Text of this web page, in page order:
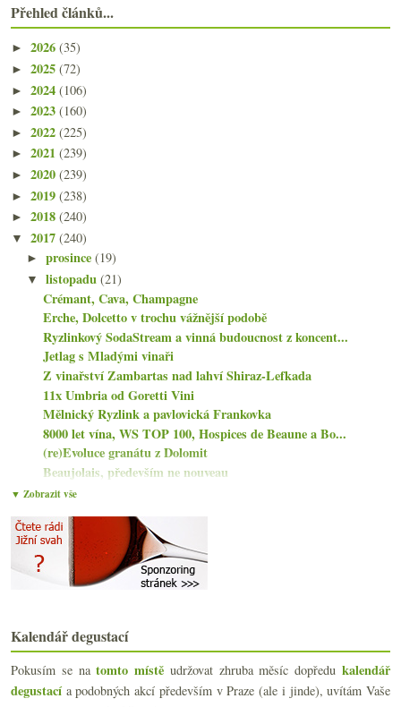
Přehled článků...
► 2026 (35)
► 2025 (72)
► 2024 (106)
► 2023 (160)
► 2022 (225)
► 2021 (239)
► 2020 (239)
► 2019 (238)
► 2018 (240)
▼ 2017 (240)
►prosince(19)
▼listopadu(21)
Crémant, Cava, Champagne
Erche, Dolcetto v trochu vážnější podobě
Ryzlinkový SodaStream a vinná budoucnost z koncent...
Jetlag s Mladými vinaři
Z vinařství Zambartas nad lahví Shiraz-Lefkada
11x Umbria od Goretti Vini
Mělnický Ryzlink a pavlovická Frankovka
8000 let vína, WS TOP 100, Hospices de Beaune a Bo...
(re)Evoluce granátu z Dolomit
Beaujolais, především ne nouveau
Tschida, Marada, Lagravera, Bertrand
Změna u DRC, nový Cristal a Penfolds Grange g3
Jižní Rhôna na osmi vínech
Tři španělské šumivky prestižních producentů
Franciacorta Mirabella
Dvakrát trochu netradiční Xarel·lo
Odskok na Prague Bar Show
Vavřínový věnec z Prioratu
Zábavná Garnacha a výtečné Grechetto
▼ Zobrazit vše
Kalendář degustací
Pokusím se natomto místě udržovat zhruba měsíc dopředukalendář
degustacía podobných akcí především v Praze (ale i jinde), uvítám Vaše